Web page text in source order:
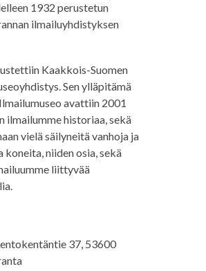
1932 perustetun
ilmailuyhdistyksen
Kaakkois-Suomen
Sen ylläpitämä
avattiin 2001
ilmailumme historiaa, sekä
vielä säilyneitä vanhoja ja
koneita, niiden osia, sekä
liittyvää
37, 53600